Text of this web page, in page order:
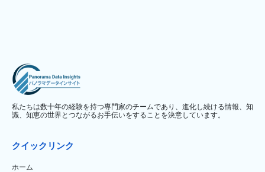
私たちは数十年の経験を持つ専門家のチームであり、進化し続ける情報、知
識、知恵の世界とつながるお手伝いをすることを決意しています。
クイックリンク
ホーム